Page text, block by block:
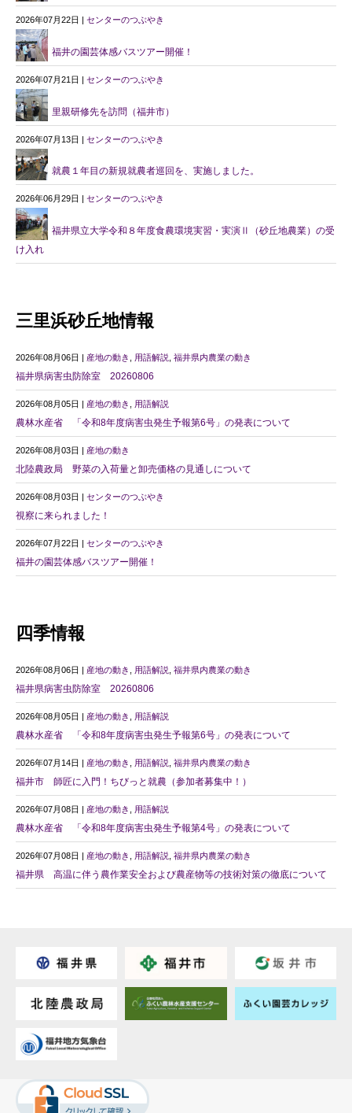
2026年07月22日 | センターのつぶやき
福井の園芸体感バスツアー開催！
2026年07月21日 | センターのつぶやき
里親研修先を訪問（福井市）
2026年07月13日 | センターのつぶやき
就農１年目の新規就農者巡回を、実施しました。
2026年06月29日 | センターのつぶやき
福井県立大学令和８年度食農環境実習・実演Ⅱ（砂丘地農業）の受
け入れ
三里浜砂丘地情報
2026年08月06日 | 産地の動き 用語解説 福井県内農業の動き
福井県病害虫防除室 20260806
2026年08月05日 | 産地の動き 用語解説
農林水産省 「令和8年度病害虫発生予報第6号」の発表について
2026年08月03日 | 産地の動き
北陸農政局 野菜の入荷量と卸売価格の見通しについて
2026年08月03日 | センターのつぶやき
視察に来られました！
2026年07月22日 | センターのつぶやき
福井の園芸体感バスツアー開催！
四季情報
2026年08月06日 | 産地の動き 用語解説 福井県内農業の動き
福井県病害虫防除室 20260806
2026年08月05日 | 産地の動き 用語解説
農林水産省 「令和8年度病害虫発生予報第6号」の発表について
2026年07月14日 | 産地の動き 用語解説 福井県内農業の動き
福井市 師匠に入門！ちびっと就農（参加者募集中！）
2026年07月08日 | 産地の動き 用語解説
農林水産省 「令和8年度病害虫発生予報第4号」の発表について
2026年07月08日 | 産地の動き 用語解説 福井県内農業の動き
福井県 高温に伴う農作業安全および農産物等の技術対策の徹底について